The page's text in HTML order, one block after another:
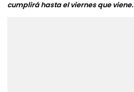
cumplirá hasta el viernes que viene.